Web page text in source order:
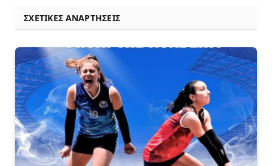
ΣΧΕΤΙΚΈΣ ΑΝΑΡΤΉΣΕΙΣ